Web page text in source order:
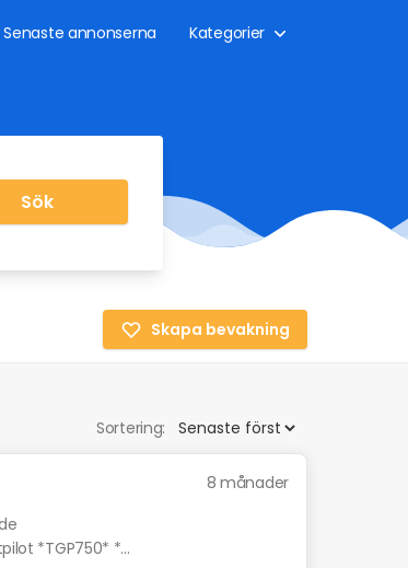
Senaste annonserna Kategorier
Sök
Skapa bevakning
Sortering:
8 månader
*TGP750* *...